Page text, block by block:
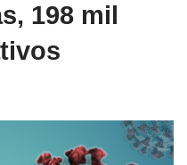
198 mil